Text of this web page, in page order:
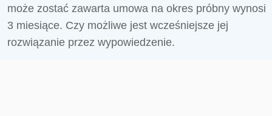
może zostać zawarta umowa na okres próbny wynosi
3 miesiące. Czy możliwe jest wcześniejsze jej
rozwiązanie przez wypowiedzenie.